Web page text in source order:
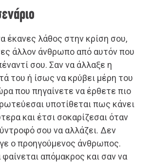
έκανες λάθος στην κρίση σου,
άλλον άνθρωπο από αυτόν που
σου. Σαν να άλλαξε η
του ή ίσως να κρύβει μέρη του
που πηγαίνετε να έρθετε πιο
υποτίθεται πως κάνει
και έτσι σοκαρίζεσαι όταν
σου να αλλάζει. Δεν
ο προηγούμενος άνθρωπος.
απόμακρος και σαν να